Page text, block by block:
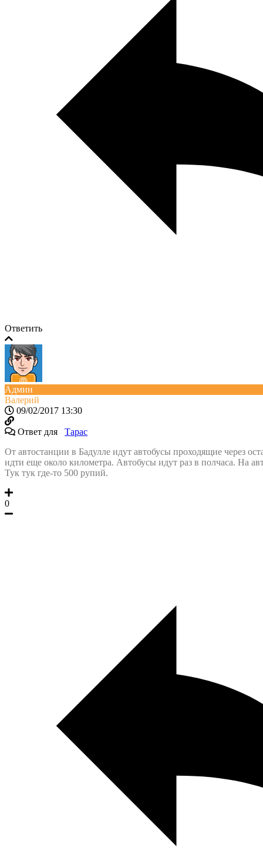
Ответить
Админ
Валерий
09/02/2017 13:30
Ответ для Тарас
От автостанции в Бадулле идут автобусы проходящие через
идти еще около километра. Автобусы идут раз в полчаса. На
Тук тук где-то 500 рупий.
0